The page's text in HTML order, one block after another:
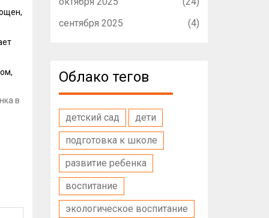
в
сентября 2025
(4)
Облако тегов
детский сад
дети
подготовка к школе
развитие ребенка
воспитание
экологическое воспитание